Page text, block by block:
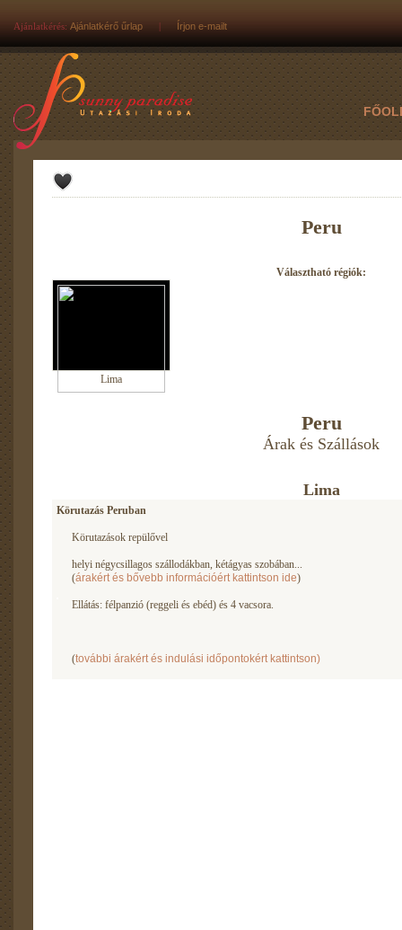
Ajánlatkérés: Ajánlatkérő űrlap | Írjon e-mailt
Peru
Választható régiók:
Lima
Peru
Árak és Szállások
Lima
Körutazás Peruban
Körutazások repülővel
helyi négycsillagos szállodákban, kétágyas szobában...
(árakért és bővebb információért kattintson ide)
Ellátás: félpanzió (reggeli és ebéd) és 4 vacsora.
(további árakért és indulási időpontokért kattintson)